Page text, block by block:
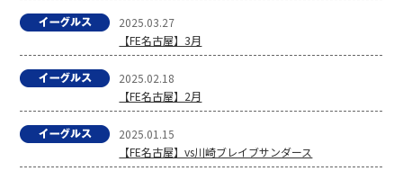
2025.03.27
【FE名古屋】3月
2025.02.18
【FE名古屋】2月
2025.01.15
【FE名古屋】vs川崎ブレイブサンダース